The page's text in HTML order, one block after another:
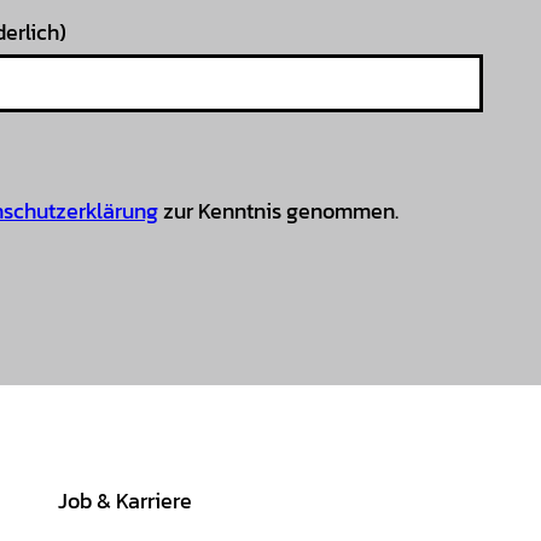
zur Kenntnis genommen.
Job & Karriere